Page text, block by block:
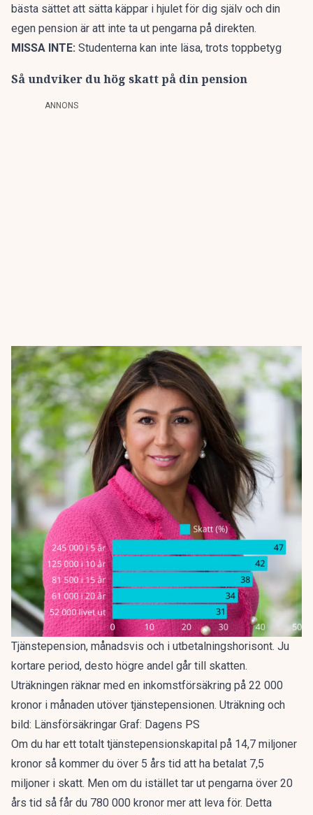
bästa sättet att sätta käppar i hjulet för dig själv och din
egen pension är att inte ta ut pengarna på direkten.
MISSA INTE: Studenterna kan inte läsa, trots toppbetyg
Så undviker du hög skatt på din pension
ANNONS
Tjänstepension, månadsvis och i utbetalningshorisont. Ju
kortare period, desto högre andel går till skatten.
Uträkningen räknar med en inkomstförsäkring på 22 000
kronor i månaden utöver tjänstepensionen. Uträkning och
bild: Länsförsäkringar Graf: Dagens PS
Om du har ett totalt tjänstepensionskapital på 14,7 miljoner
kronor så kommer du över 5 års tid att ha betalat 7,5
miljoner i skatt. Men om du istället tar ut pengarna över 20
års tid så får du 780 000 kronor mer att leva för. Detta